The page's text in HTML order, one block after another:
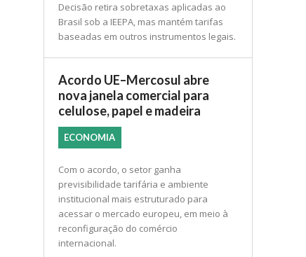
Decisão retira sobretaxas aplicadas ao
Brasil sob a IEEPA, mas mantém tarifas
baseadas em outros instrumentos legais.
Acordo UE–Mercosul abre
nova janela comercial para
celulose, papel e madeira
ECONOMIA
Com o acordo, o setor ganha
previsibilidade tarifária e ambiente
institucional mais estruturado para
acessar o mercado europeu, em meio à
reconfiguração do comércio
internacional.